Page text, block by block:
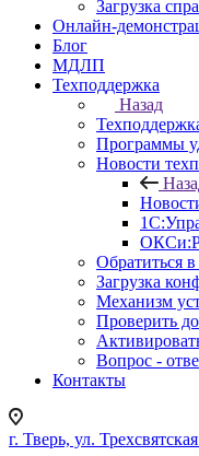
Загрузка
Онлайн-
Блог
МДЛП
Техподдержка
Назад
Программы
Новости
Обратиться
Загрузка
Механизм
Проверить
Вопрос -
Контакты
г. Тверь, ул.